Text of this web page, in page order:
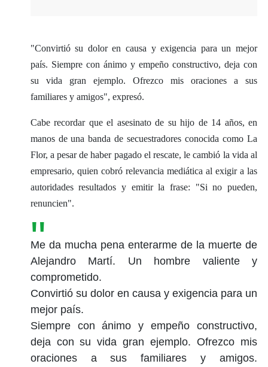
"Convirtió su dolor en causa y exigencia para un mejor
país. Siempre con ánimo y empeño constructivo, deja con
su vida gran ejemplo. Ofrezco mis oraciones a sus
familiares y amigos", expresó.
Cabe recordar que el asesinato de su hijo de 14 años, en
manos de una banda de secuestradores conocida como La
Flor, a pesar de haber pagado el rescate, le cambió la vida al
empresario, quien cobró relevancia mediática al exigir a las
autoridades resultados y emitir la frase: "Si no pueden,
renuncien".
Me da mucha pena enterarme de la muerte de
Alejandro Martí. Un hombre valiente y
comprometido.
Convirtió su dolor en causa y exigencia para un
mejor país.
Siempre con ánimo y empeño constructivo,
deja con su vida gran ejemplo. Ofrezco mis
oraciones a sus familiares y amigos.